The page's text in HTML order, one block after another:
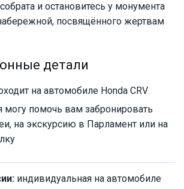
и остановитесь у монумента
посвящённого жертвам
детали
на автомобиле Honda CRV
помочь вам забронировать
на экскурсию в Парламент или на
индивидуальная на автомобиле